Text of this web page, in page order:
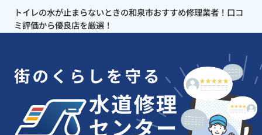
トイレの水が止まらないときの和泉市おすすめ修理業者！口コ
ミ評価から優良店を厳選！